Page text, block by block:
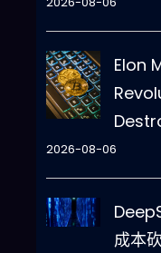
Elon
2026-08-06
成本